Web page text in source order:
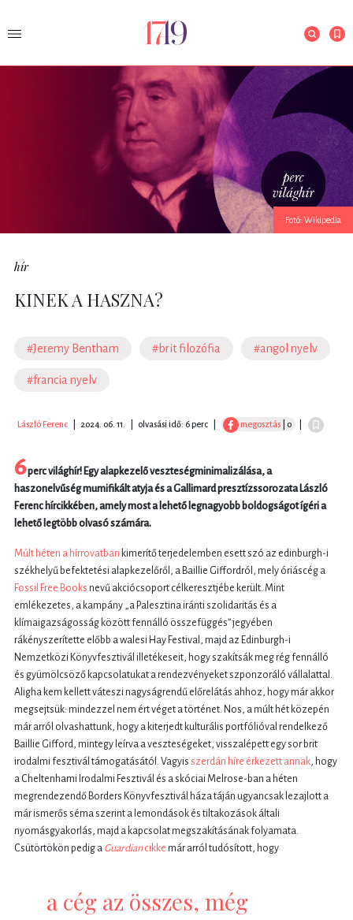
Fotó: Wikipedia
hír
KINEK A HASZNA?
#Jeremy Bentham #brit filozófia #angol nyelv
#francia nyelv
László Ferenc 2024. 06. 11. olvasási idő: 6 perc megosztás | 0
6perc világhír! Egy alapkezelő veszteségminimalizálása, a
haszonelvűség mumifikált atyja és a Gallimard presztízssorozata László
Ferenc hírcikkében, amely most a lehető legnagyobb boldogságot ígéri a
lehető legtöbb olvasó számára.
Múlt héten a hírrovatban kimerítő terjedelemben esett szó az edinburgh-i
székhelyű befektetési alapkezelőről, a Baillie Giffordról, mely óriáscég a
Fossil Free Books nevű akciócsoport célkeresztjébe került. Mint
emlékezetes, a kampány „a Palesztina iránti szolidaritás és a
klímaigazságosság között fennálló összefüggés” jegyében
rákényszerítette előbb a walesi Hay Festival, majd az Edinburgh-i
Nemzetközi Könyvfesztivál illetékeseit, hogy szakítsák meg rég fennálló
és gyümölcsöző kapcsolatukat a rendezvényeket szponzoráló vállalattal.
Aligha kem kellett váteszi nagyságrendű előrelátás ahhoz, hogy már akkor
megsejtsük: mindezzel nem ért véget a történet. Nos, a múlt hét közepén
már arról olvashattunk, hogy a kiterjedt kulturális portfólióval rendelkező
Baillie Gifford, mintegy leírva a veszteségeket, visszalépett egy sor brit
irodalmi fesztivál támogatásától. Vagyis szerdán híre érkezett annak, hogy
a Cheltenhami Irodalmi Fesztivál és a skóciai Melrose-ban a héten
megrendezendő Borders Könyvfesztivál háza táján ugyancsak lezajlott a
már ismerős séma szerint a lemondások és tiltakozások általi
nyomásgyakorlás, majd a kapcsolat megszakításának folyamata.
Csütörtökön pedig a Guardiancikke már arról tudósított, hogy
a cég az összes, még